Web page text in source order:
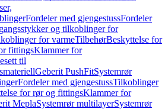
Fordeler med gjengestussFordeler
og tilkoblinger for
for varmeTilbehørBeskyttelse for
fittingsKlammer for
til
Geberit PushFitSystemrør
Fordeler med gjengestussTilkoblinger
for rør og fittingsKlammer for
MeplaSystemrør multilayerSystemrør